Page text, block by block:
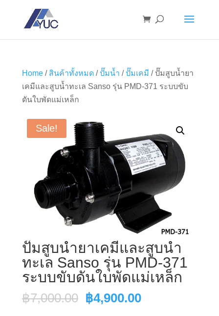
Home/ สินค้าทั้งหมด/ปั๊มน้ำ /ปั๊มเคมี / ปั๊มสูบน้ำยา
เคมีและสูบน้ำทะเล Sanso รุ่น PMD-371 ระบบขับ
ดันใบพัดแม่เหล็ก
Sale!
ปั๊มสูบน้ำยาเคมีและสูบน้ำ
ทะเล Sanso รุ่น PMD-371
ระบบขับดันใบพัดแม่เหล็ก
฿7,000.00 Original
฿4,900.00Current